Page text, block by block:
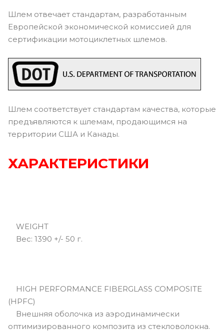
Шлем отвечает стандартам, разработанным
Европейской экономической комиссией для
сертификации мотоциклетных шлемов.
Шлем соответствует стандартам качества, которые
предъявляются к шлемам, продающимся на
территории США и Канады.
ХАРАКТЕРИСТИКИ
WEIGHT
Вec: 1390 +/- 50 г.
HIGH PERFORMANCE FIBERGLASS COMPOSITE
(HPFC)
Внешняя оболочка из аэродинамически
оптимизированного композита из стекловолокна.